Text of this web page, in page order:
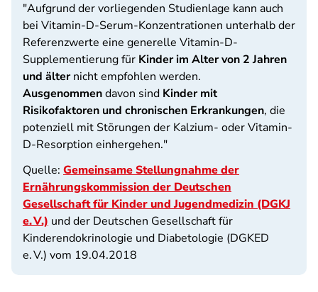
"Aufgrund der vorliegenden Studienlage kann auch
bei Vitamin-D-Serum-Konzentrationen unterhalb der
Referenzwerte eine generelle Vitamin-D-
Supplementierung für Kinder im Alter von 2 Jahren
und älternicht empfohlen werden.
Ausgenommendavon sind Kinder mit
Risikofaktoren und chronischen Erkrankungen, die
potenziell mit Störungen der Kalzium- oder Vitamin-
D-Resorption einhergehen."
Quelle: Gemeinsame Stellungnahme der
Ernährungskommission der Deutschen
Gesellschaft für Kinder und Jugendmedizin (DGKJ
e. V.) und der Deutschen Gesellschaft für
Kinderendokrinologie und Diabetologie (DGKED
e. V.) vom 19.04.2018